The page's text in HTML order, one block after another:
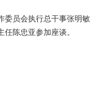
委员会执行总干事张明
陈忠亚参加座谈。